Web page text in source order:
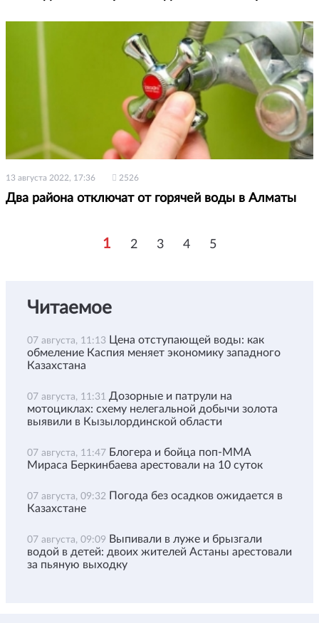
13 августа 2022, 17:36 2526
Два района отключат от горячей воды в Алматы
1 2 3 4 5
Читаемое
07 августа, 11:13 Цена отступающей воды: как
обмеление Каспия меняет экономику западного
Казахстана
07 августа, 11:31 Дозорные и патрули на
мотоциклах: схему нелегальной добычи золота
выявили в Кызылординской области
07 августа, 11:47 Блогера и бойца поп-ММА
Мираса Беркинбаева арестовали на 10 суток
07 августа, 09:32 Погода без осадков ожидается в
Казахстане
07 августа, 09:09 Выпивали в луже и брызгали
водой в детей: двоих жителей Астаны арестовали
за пьяную выходку